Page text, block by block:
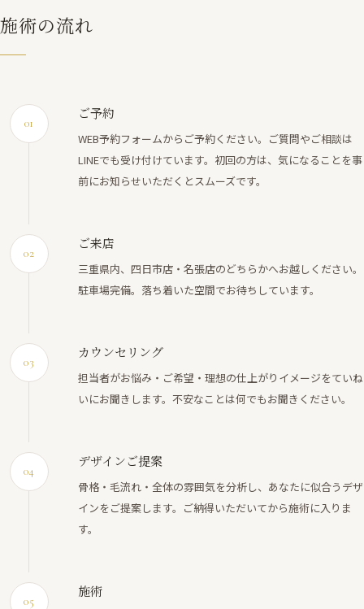
施術の流れ
01
ご予約
WEB予約フォームからご予約ください。ご質問やご相談は
LINEでも受け付けています。初回の方は、気になることを事
前にお知らせいただくとスムーズです。
02
ご来店
三重県内、四日市店・名張店のどちらかへお越しください。
駐車場完備。落ち着いた空間でお待ちしています。
03
カウンセリング
担当者がお悩み・ご希望・理想の仕上がりイメージをていね
いにお聞きします。不安なことは何でもお聞きください。
04
デザインご提案
骨格・毛流れ・全体の雰囲気を分析し、あなたに似合うデザ
インをご提案します。ご納得いただいてから施術に入りま
す。
05
施術